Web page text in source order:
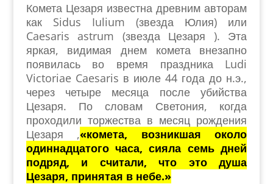
Комета Цезаря известна древним авторам
как Sidus Iulium (звезда Юлия) или
Caesaris astrum (звезда Цезаря ). Эта
яркая, видимая днем комета внезапно
появилась во время праздника Ludi
Victoriae Caesaris в июле 44 года до н.э.,
через четыре месяца после убийства
Цезаря. По словам Светония, когда
проходили торжества в месяц рождения
Цезаря ,«комета, возникшая около
одиннадцатого часа, сияла семь дней
подряд, и считали, что это душа
Цезаря, принятая в небе.»